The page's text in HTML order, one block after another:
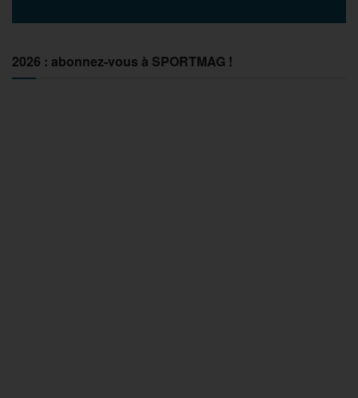
2026 : abonnez-vous à SPORTMAG !